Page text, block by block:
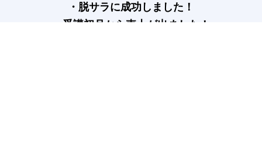
・脱サラに成功しました！
・受講初月から売上が出ました！